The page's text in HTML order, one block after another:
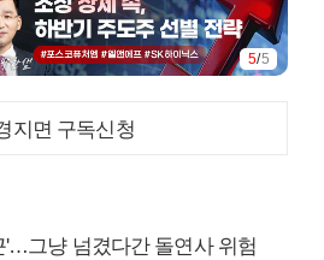
5/5
지면 구독신청
'…그냥 넘겼다간 돌연사 위험